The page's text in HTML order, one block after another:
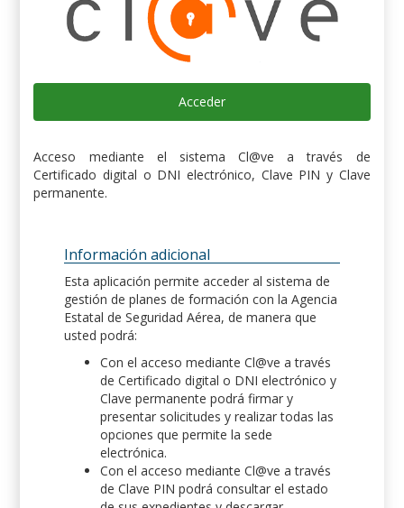
Acceder
Acceso mediante el sistema Cl@ve a través de
Certificado digital o DNI electrónico, Clave PIN y Clave
permanente.
Información adicional
Esta aplicación permite acceder al sistema de
gestión de planes de formación con la Agencia
Estatal de Seguridad Aérea, de manera que
usted podrá:
Con el acceso mediante Cl@ve a través
de Certificado digital o DNI electrónico y
Clave permanente podrá firmar y
presentar solicitudes y realizar todas las
opciones que permite la sede
electrónica.
Con el acceso mediante Cl@ve a través
de Clave PIN podrá consultar el estado